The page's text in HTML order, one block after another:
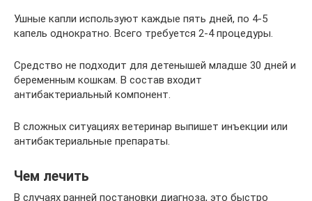
Ушные капли используют каждые пять дней, по 4-5
капель однократно. Всего требуется 2-4 процедуры.
Средство не подходит для детенышей младше 30 дней и
беременным кошкам. В состав входит
антибактериальный компонент.
В сложных ситуациях ветеринар выпишет инъекции или
антибактериальные препараты.
Чем лечить
В случаях ранней постановки диагноза, это быстро